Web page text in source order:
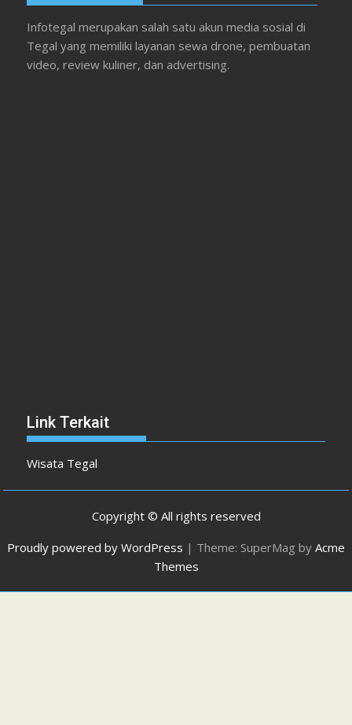
Infotegal merupakan salah satu akun media sosial di
Tegal yang memiliki layanan sewa drone, pembuatan
video, review kuliner, dan advertising.
Link Terkait
Wisata Tegal
Copyright © All rights reserved
Proudly powered by WordPress | Theme: SuperMag by Acme
Themes